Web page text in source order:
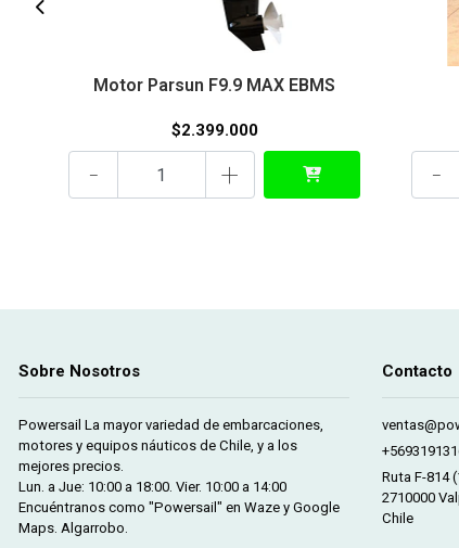
Motor Parsun F9.9 MAX EBMS
$2.399.000
- + -
Sobre Nosotros
Powersail La mayor variedad de embarcaciones,
motores y equipos náuticos de Chile, y a los
mejores precios.
Lun. a Jue: 10:00 a 18:00. Vier. 10:00 a 14:00
Encuéntranos como "Powersail" en Waze y Google
Maps. Algarrobo.
Contacto
Ruta F-814
2710000
Chile